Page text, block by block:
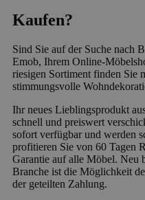
Kaufen?
Sind Sie auf der Suche nach
Emob, Ihrem Online-
riesigen Sortiment finden Sie
stimmungsvolle
Ihr neues Lieblingsprodukt
schnell und preiswert
sofort verfügbar und werden
profitieren Sie von 60 Tagen
Garantie auf alle Möbel. Neu
Branche ist die Möglichkeit
der geteilten Zahlung.